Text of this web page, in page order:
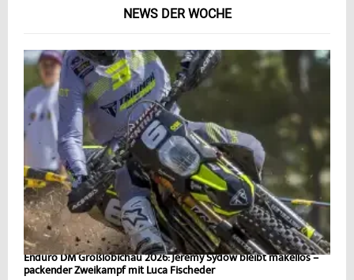
NEWS DER WOCHE
Enduro DM Großlöbichau 2026: Jeremy Sydow bleibt makellos –
packender Zweikampf mit Luca Fischeder